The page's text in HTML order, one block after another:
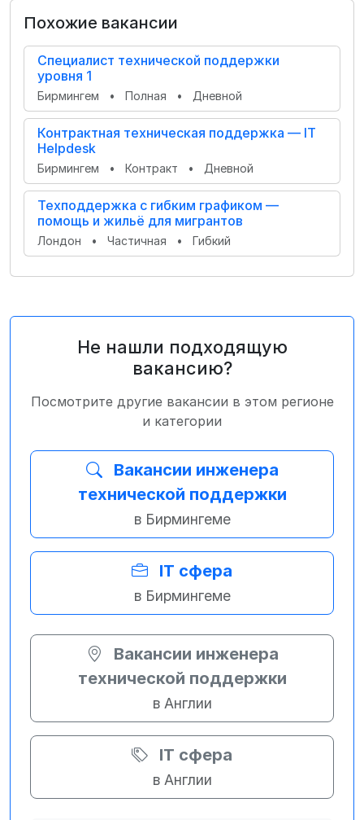
Похожие вакансии
Специалист технической поддержки
уровня 1
Бирмингем • Полная • Дневной
Контрактная техническая поддержка — IT
Helpdesk
Бирмингем • Контракт • Дневной
Техподдержка с гибким графиком —
помощь и жильё для мигрантов
Лондон • Частичная • Гибкий
Не нашли подходящую
вакансию?
Посмотрите другие вакансии в этом регионе
и категории
Вакансии инженера
технической поддержки
в Бирмингеме
IT сфера
в Бирмингеме
Вакансии инженера
технической поддержки
в Англии
IT сфера
в Англии